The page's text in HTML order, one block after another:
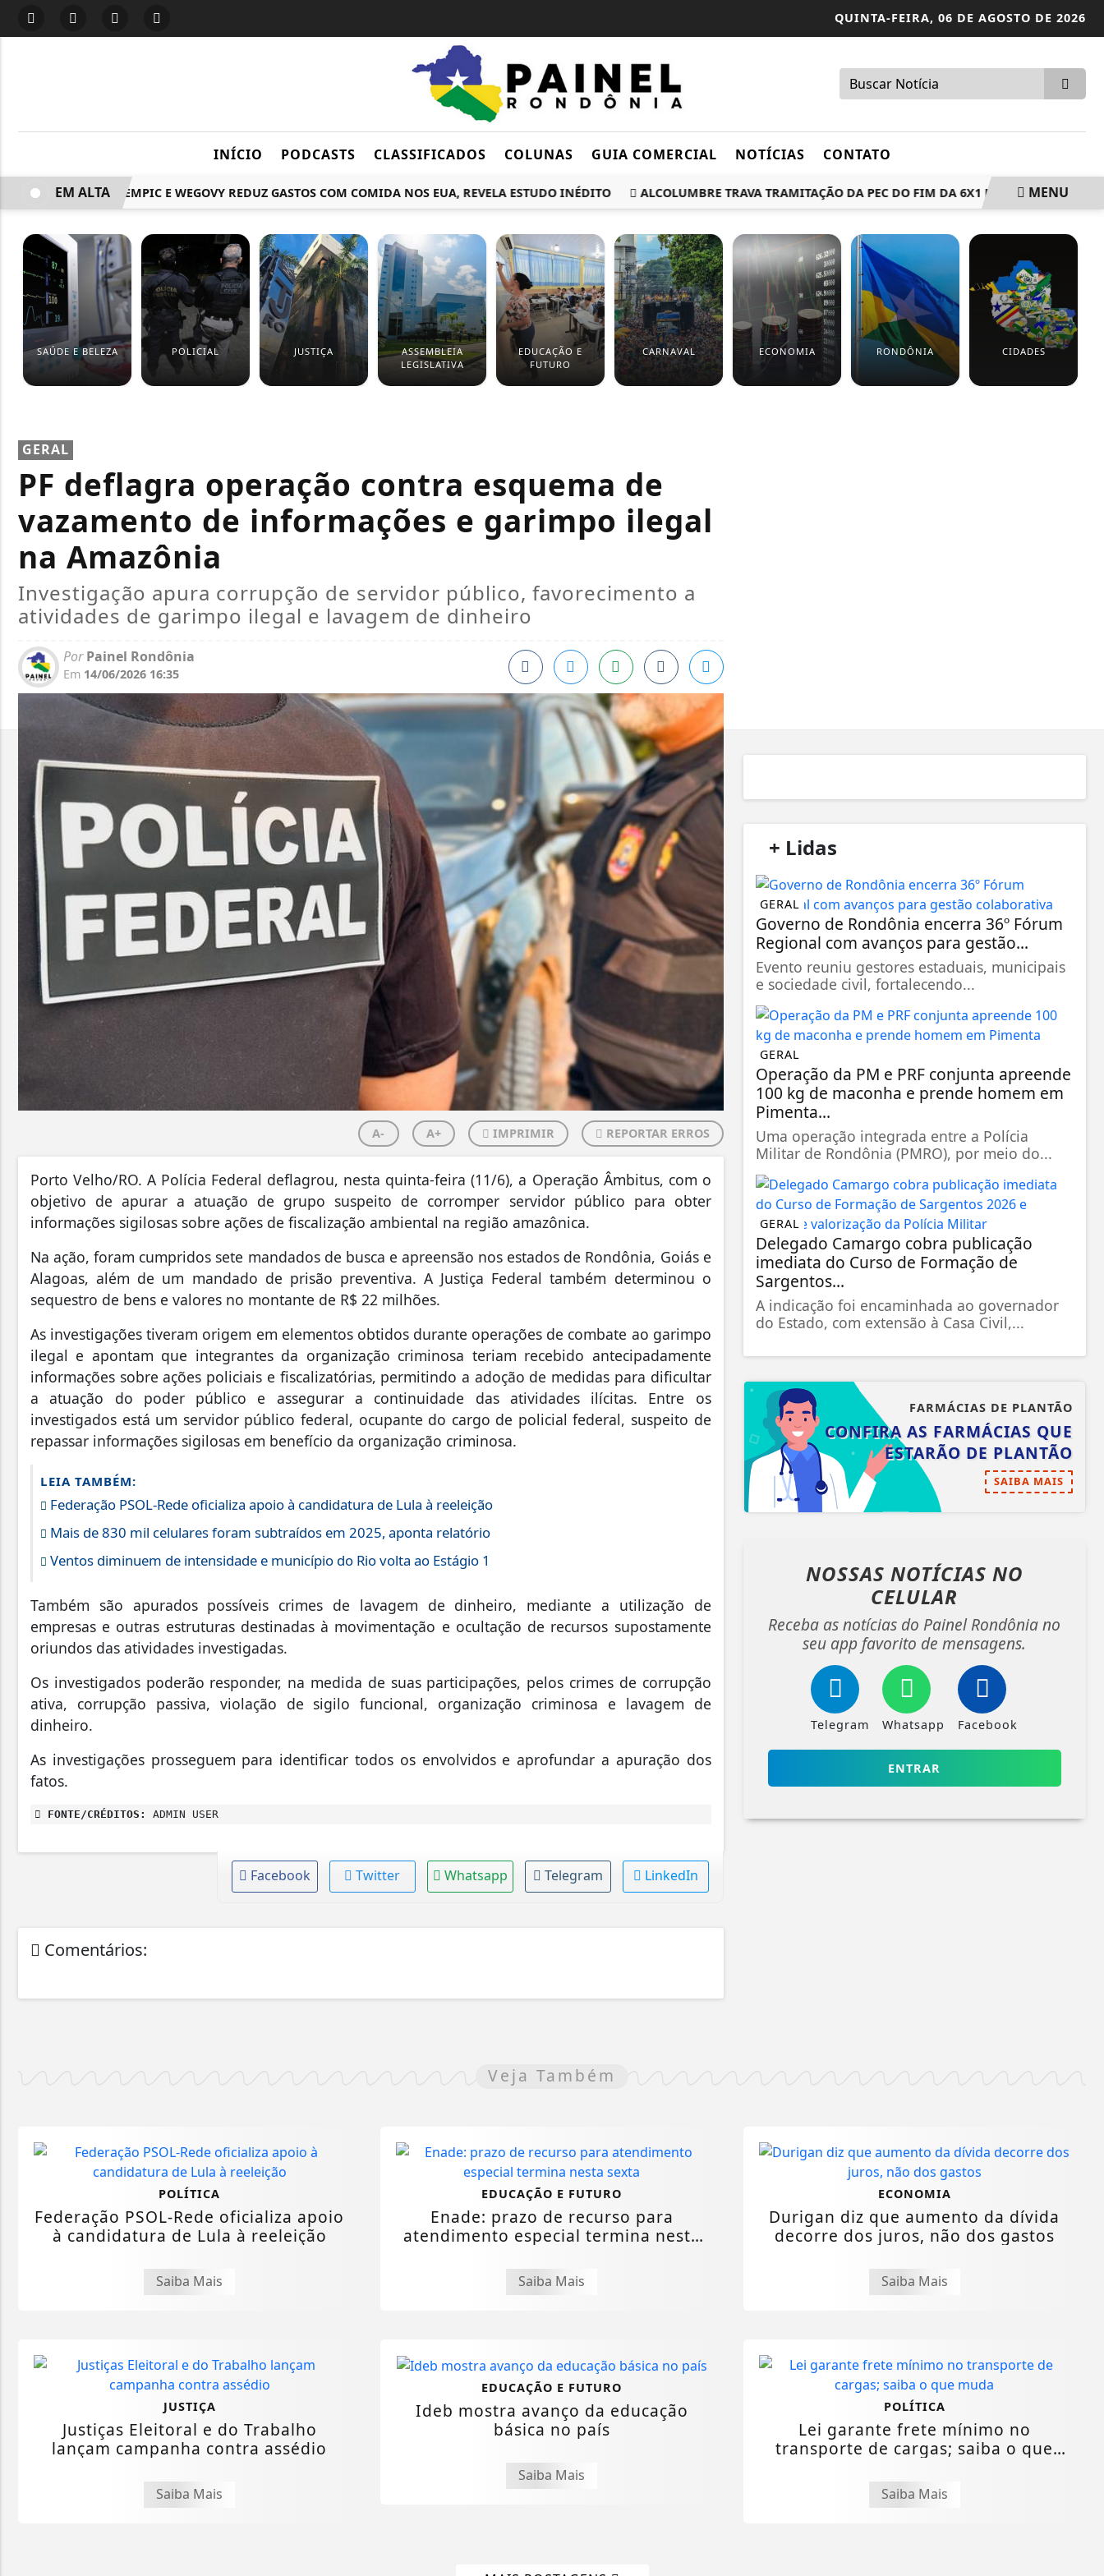
QUINTA-FEIRA, 06 DE AGOSTO DE 2026
INÍCIO PODCASTS CLASSIFICADOS COLUNAS GUIA COMERCIAL NOTÍCIAS CONTATO
USO DE OZEMPIC E WEGOVY REDUZ GASTOS COM COMIDA NOS EUA, REVELA ESTUDO INÉDITO ALCOLUMBRE TRAVA TRAMITAÇÃO DA PEC DO FIM DA 6X1 NO SENADO
EM ALTA MENU
SAÚDE E BELEZA POLICIAL JUSTIÇA
ASSEMBLEIA
LEGISLATIVA
EDUCAÇÃO E
FUTURO
CARNAVAL ECONOMIA RONDÔNIA CIDADES
GERAL
PF deflagra operação contra esquema de
vazamento de informações e garimpo ilegal
na Amazônia
Investigação apura corrupção de servidor público, favorecimento a
atividades de garimpo ilegal e lavagem de dinheiro
PorPainel Rondônia
Em 14/06/2026 16:35
A- A+ IMPRIMIR REPORTAR ERROS
Porto Velho/RO. A Polícia Federal deflagrou, nesta quinta-feira (11/6), a Operação Âmbitus, com o
objetivo de apurar a atuação de grupo suspeito de corromper servidor público para obter
informações sigilosas sobre ações de fiscalização ambiental na região amazônica.
Na ação, foram cumpridos sete mandados de busca e apreensão nos estados de Rondônia, Goiás e
Alagoas, além de um mandado de prisão preventiva. A Justiça Federal também determinou o
sequestro de bens e valores no montante de R$ 22 milhões.
As investigações tiveram origem em elementos obtidos durante operações de combate ao garimpo
ilegal e apontam que integrantes da organização criminosa teriam recebido antecipadamente
informações sobre ações policiais e fiscalizatórias, permitindo a adoção de medidas para dificultar
a atuação do poder público e assegurar a continuidade das atividades ilícitas. Entre os
investigados está um servidor público federal, ocupante do cargo de policial federal, suspeito de
repassar informações sigilosas em benefício da organização criminosa.
LEIA TAMBÉM:
Federação PSOL-Rede oficializa apoio à candidatura de Lula à reeleição
Mais de 830 mil celulares foram subtraídos em 2025, aponta relatório
Ventos diminuem de intensidade e município do Rio volta ao Estágio 1
Também são apurados possíveis crimes de lavagem de dinheiro, mediante a utilização de
empresas e outras estruturas destinadas à movimentação e ocultação de recursos supostamente
oriundos das atividades investigadas.
Os investigados poderão responder, na medida de suas participações, pelos crimes de corrupção
ativa, corrupção passiva, violação de sigilo funcional, organização criminosa e lavagem de
dinheiro.
As investigações prosseguem para identificar todos os envolvidos e aprofundar a apuração dos
fatos.
FONTE/CRÉDITOS: ADMIN USER
Facebook Twitter Whatsapp Telegram LinkedIn
Comentários:
+ Lidas
GERAL
Governo de Rondônia encerra 36º Fórum
Regional com avanços para gestão...
Evento reuniu gestores estaduais, municipais
e sociedade civil, fortalecendo...
GERAL
Operação da PM e PRF conjunta apreende
100 kg de maconha e prende homem em
Pimenta...
Uma operação integrada entre a Polícia
Militar de Rondônia (PMRO), por meio do...
GERAL
Delegado Camargo cobra publicação
imediata do Curso de Formação de
Sargentos...
A indicação foi encaminhada ao governador
do Estado, com extensão à Casa Civil,...
FARMÁCIAS DE PLANTÃO
CONFIRA AS FARMÁCIAS QUE
ESTARÃO DE PLANTÃO
SAIBA MAIS
NOSSAS NOTÍCIAS NO
CELULAR
Receba as notícias do Painel Rondônia no
seu app favorito de mensagens.
Telegram Whatsapp Facebook
ENTRAR
Veja Também
POLÍTICA
Federação PSOL-Rede oficializa apoio
à candidatura de Lula à reeleição
Saiba Mais
EDUCAÇÃO E FUTURO
Enade: prazo de recurso para
atendimento especial termina nesta
Saiba Mais
ECONOMIA
Durigan diz que aumento da dívida
decorre dos juros, não dos gastos
Saiba Mais
JUSTIÇA
Justiças Eleitoral e do Trabalho
lançam campanha contra assédio
Saiba Mais
EDUCAÇÃO E FUTURO
Ideb mostra avanço da educação
básica no país
Saiba Mais
POLÍTICA
Lei garante frete mínimo no
transporte de cargas; saiba o que
Saiba Mais